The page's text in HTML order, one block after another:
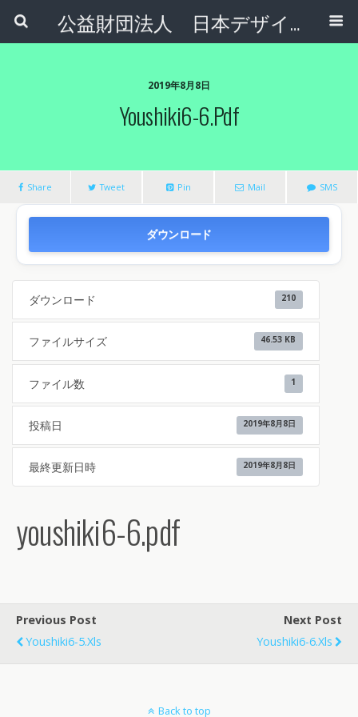
公益財団法人 日本デザインナンバー財団
2019年8月8日
Youshiki6-6.pdf
Share Tweet Pin Mail SMS
ダウンロード
ダウンロード 210
ファイルサイズ 46.53 KB
ファイル数 1
投稿日 2019年8月8日
最終更新日時 2019年8月8日
youshiki6-6.pdf
Previous Post
Youshiki6-5.xls
Next Post
Youshiki6-6.xls
Back to top